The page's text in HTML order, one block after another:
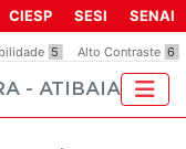
5 Alto Contraste 6
CIESP SESI SENAI
- ATIBAIA